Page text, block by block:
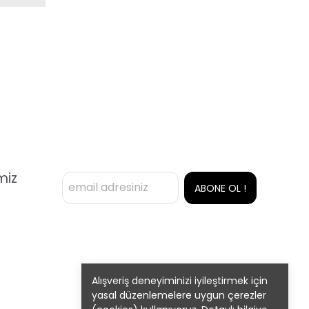
Alışveriş deneyiminizi iyileştirmek için
yasal düzenlemelere uygun çerezler
ABONE OL !